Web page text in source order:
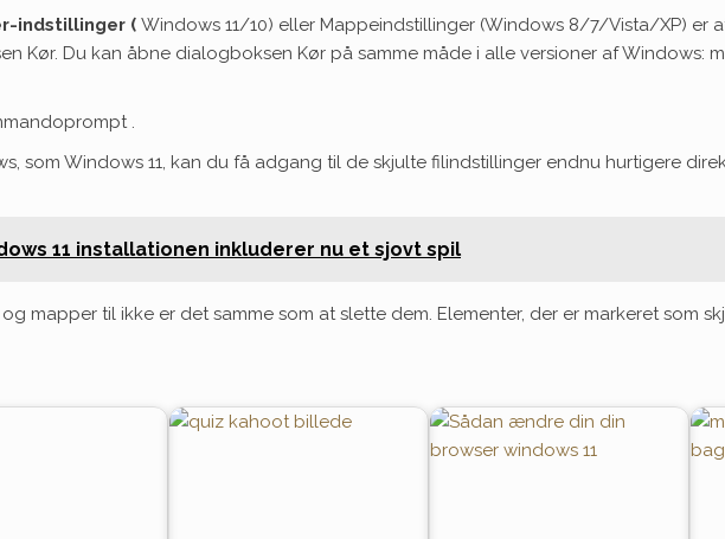
indstillinger ( Windows 11/10) eller Mappeindstillinger (Windows 8/7/Vista/XP) er
Kør. Du kan åbne dialogboksen Kør på samme måde i alle versioner af Windows:
.
som Windows 11, kan du få adgang til de skjulte filindstillinger endnu hurtigere
11 installationen inkluderer nu et sjovt spil
mapper til ikke er det samme som at slette dem. Elementer, der er markeret som